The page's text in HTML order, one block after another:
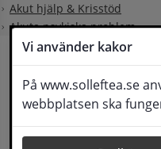
Vi använder kakor
På www.solleftea.se
webbplatsen ska
Akut hjälp & Krisstöd
Akuta psykiska problem
Akuta psykiska
problem